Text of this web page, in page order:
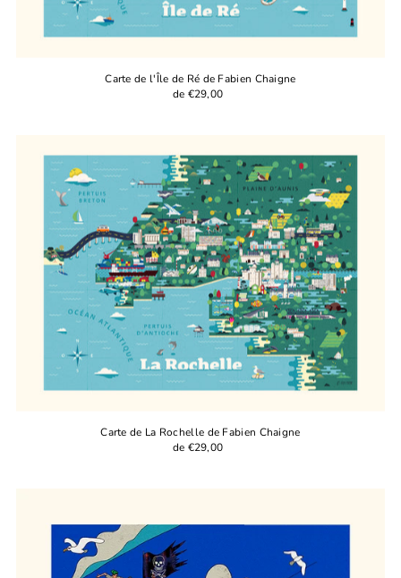
Carte de l'Île de Ré de Fabien Chaigne
de €29,00
Carte de La Rochelle de Fabien Chaigne
de €29,00